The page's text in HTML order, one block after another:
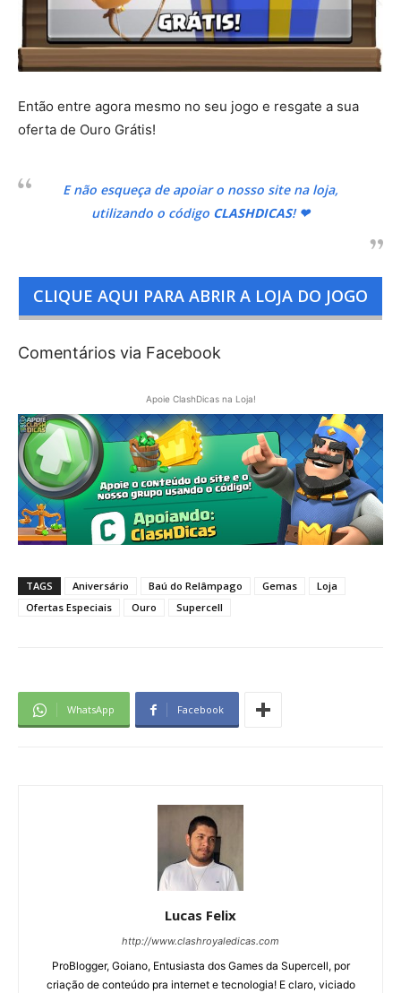
Então entre agora mesmo no seu jogo e resgate a sua
oferta de Ouro Grátis!
E não esqueça de apoiar o nosso site na loja,
utilizando o código CLASHDICAS! ❤
CLIQUE AQUI PARA ABRIR A LOJA DO JOGO
Comentários via Facebook
Apoie ClashDicas na Loja!
TAGS Aniversário Baú do Relâmpago Gemas
Loja
Ofertas Especiais
Ouro Supercell
WhatsApp Facebook
Lucas Felix
http://www.clashroyaledicas.com
ProBlogger, Goiano, Entusiasta dos Games da Supercell, por
criação de conteúdo pra internet e tecnologia! E claro, viciado